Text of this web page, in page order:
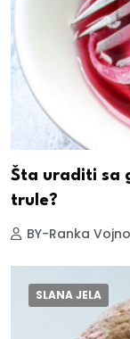
Šta uraditi sa
trule?
BY-Ranka
SLANA JELA